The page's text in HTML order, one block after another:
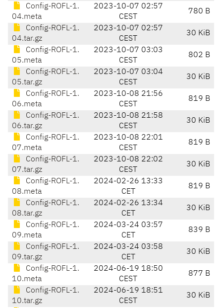
Config-ROFL-1.
04.meta
2023-10-07 02:57
CEST
780 B
Config-ROFL-1.
04.tar.gz
2023-10-07 02:57
CEST
30 KiB
Config-ROFL-1.
05.meta
2023-10-07 03:03
CEST
802 B
Config-ROFL-1.
05.tar.gz
2023-10-07 03:04
CEST
30 KiB
Config-ROFL-1.
06.meta
2023-10-08 21:56
CEST
819 B
Config-ROFL-1.
06.tar.gz
2023-10-08 21:58
CEST
30 KiB
Config-ROFL-1.
07.meta
2023-10-08 22:01
CEST
819 B
Config-ROFL-1.
07.tar.gz
2023-10-08 22:02
CEST
30 KiB
Config-ROFL-1.
08.meta
2024-02-26 13:33
CET
819 B
Config-ROFL-1.
08.tar.gz
2024-02-26 13:34
CET
30 KiB
Config-ROFL-1.
09.meta
2024-03-24 03:57
CET
839 B
Config-ROFL-1.
09.tar.gz
2024-03-24 03:58
CET
30 KiB
Config-ROFL-1.
10.meta
2024-06-19 18:50
CEST
877 B
Config-ROFL-1.
10.tar.gz
2024-06-19 18:51
CEST
30 KiB